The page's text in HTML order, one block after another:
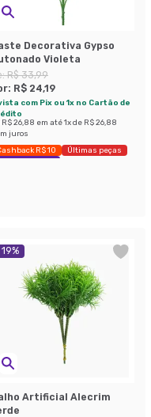
Decorativa Gypso
Violeta
R$ 33,99
R$ 24,19
com Pix ou 1x no Cartão de
R$ 26,88 em até1x de R$ 26,88
juros
R$ 10
Últimas peças
28%
19%
Artificial Alecrim